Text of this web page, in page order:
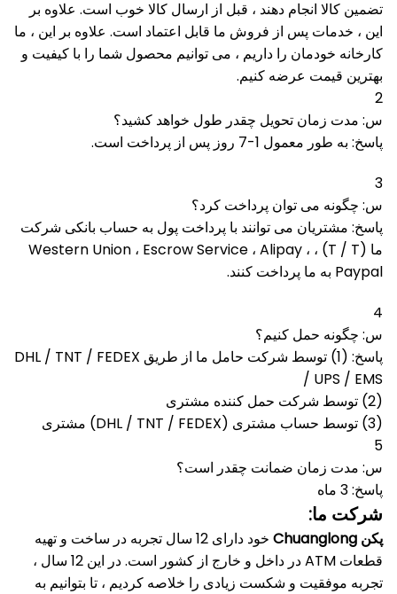
تضمین کالا انجام دهند ، قبل از ارسال کالا خوب است. علاوه بر
این ، خدمات پس از فروش ما قابل اعتماد است. علاوه بر این ، ما
کارخانه خودمان را داریم ، می توانیم محصول شما را با کیفیت و
بهترین قیمت عرضه کنیم.
2
س: مدت زمان تحویل چقدر طول خواهد کشید؟
پاسخ: به طور معمول 1-7 روز پس از پرداخت است.
3
س: چگونه می توان پرداخت کرد؟
پاسخ: مشتریان می توانند با پرداخت پول به حساب بانکی شرکت
ما (T / T) ، Western Union ، Escrow Service ، Alipay ،
Paypal به ما پرداخت کنند.
4
س: چگونه حمل کنیم؟
پاسخ: (1) توسط شرکت حامل ما از طریق DHL / TNT / FEDEX
/ UPS / EMS
(2) توسط شرکت حمل کننده مشتری
(3) توسط حساب مشتری (DHL / TNT / FEDEX) مشتری
5
س: مدت زمان ضمانت چقدر است؟
پاسخ: 3 ماه
شرکت ما:
پکن Chuanglong
خود دارای 12 سال تجربه در ساخت و تهیه
قطعات ATM در داخل و خارج از کشور است.
در این 12 سال ،
تجربه موفقیت و شکست زیادی را خلاصه کردیم ، تا بتوانیم به